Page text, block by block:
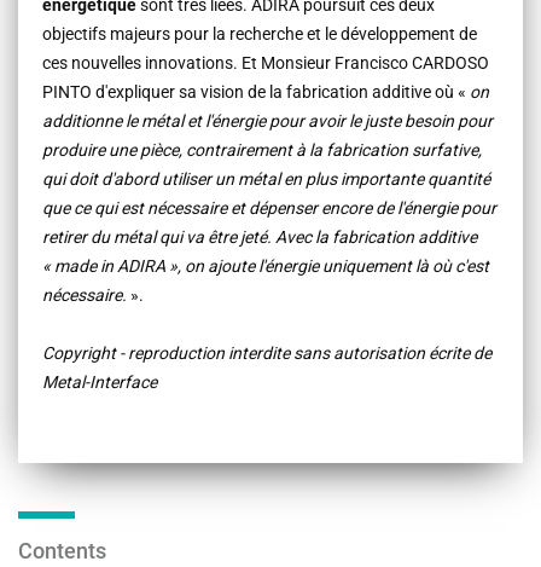
énergétiquesont très liées. ADIRA poursuit ces deux
objectifs majeurs pour la recherche et le développement de
ces nouvelles innovations. Et Monsieur Francisco CARDOSO
PINTO d'expliquer sa vision de la fabrication additive où « on
additionne le métal et l'énergie pour avoir le juste besoin pour
produire une pièce, contrairement à la fabrication surfative,
qui doit d'abord utiliser un métal en plus importante quantité
que ce qui est nécessaire et dépenser encore de l'énergie pour
retirer du métal qui va être jeté. Avec la fabrication additive
« made in ADIRA », on ajoute l'énergie uniquement là où c'est
nécessaire. ».
Copyright - reproduction interdite sans autorisation écrite de
Metal-Interface
Contents